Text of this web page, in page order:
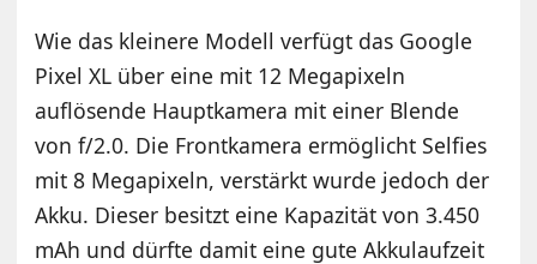
Wie das kleinere Modell verfügt das Google
Pixel XL über eine mit 12 Megapixeln
auflösende Hauptkamera mit einer Blende
von f/2.0. Die Frontkamera ermöglicht Selfies
mit 8 Megapixeln, verstärkt wurde jedoch der
Akku. Dieser besitzt eine Kapazität von 3.450
mAh und dürfte damit eine gute Akkulaufzeit